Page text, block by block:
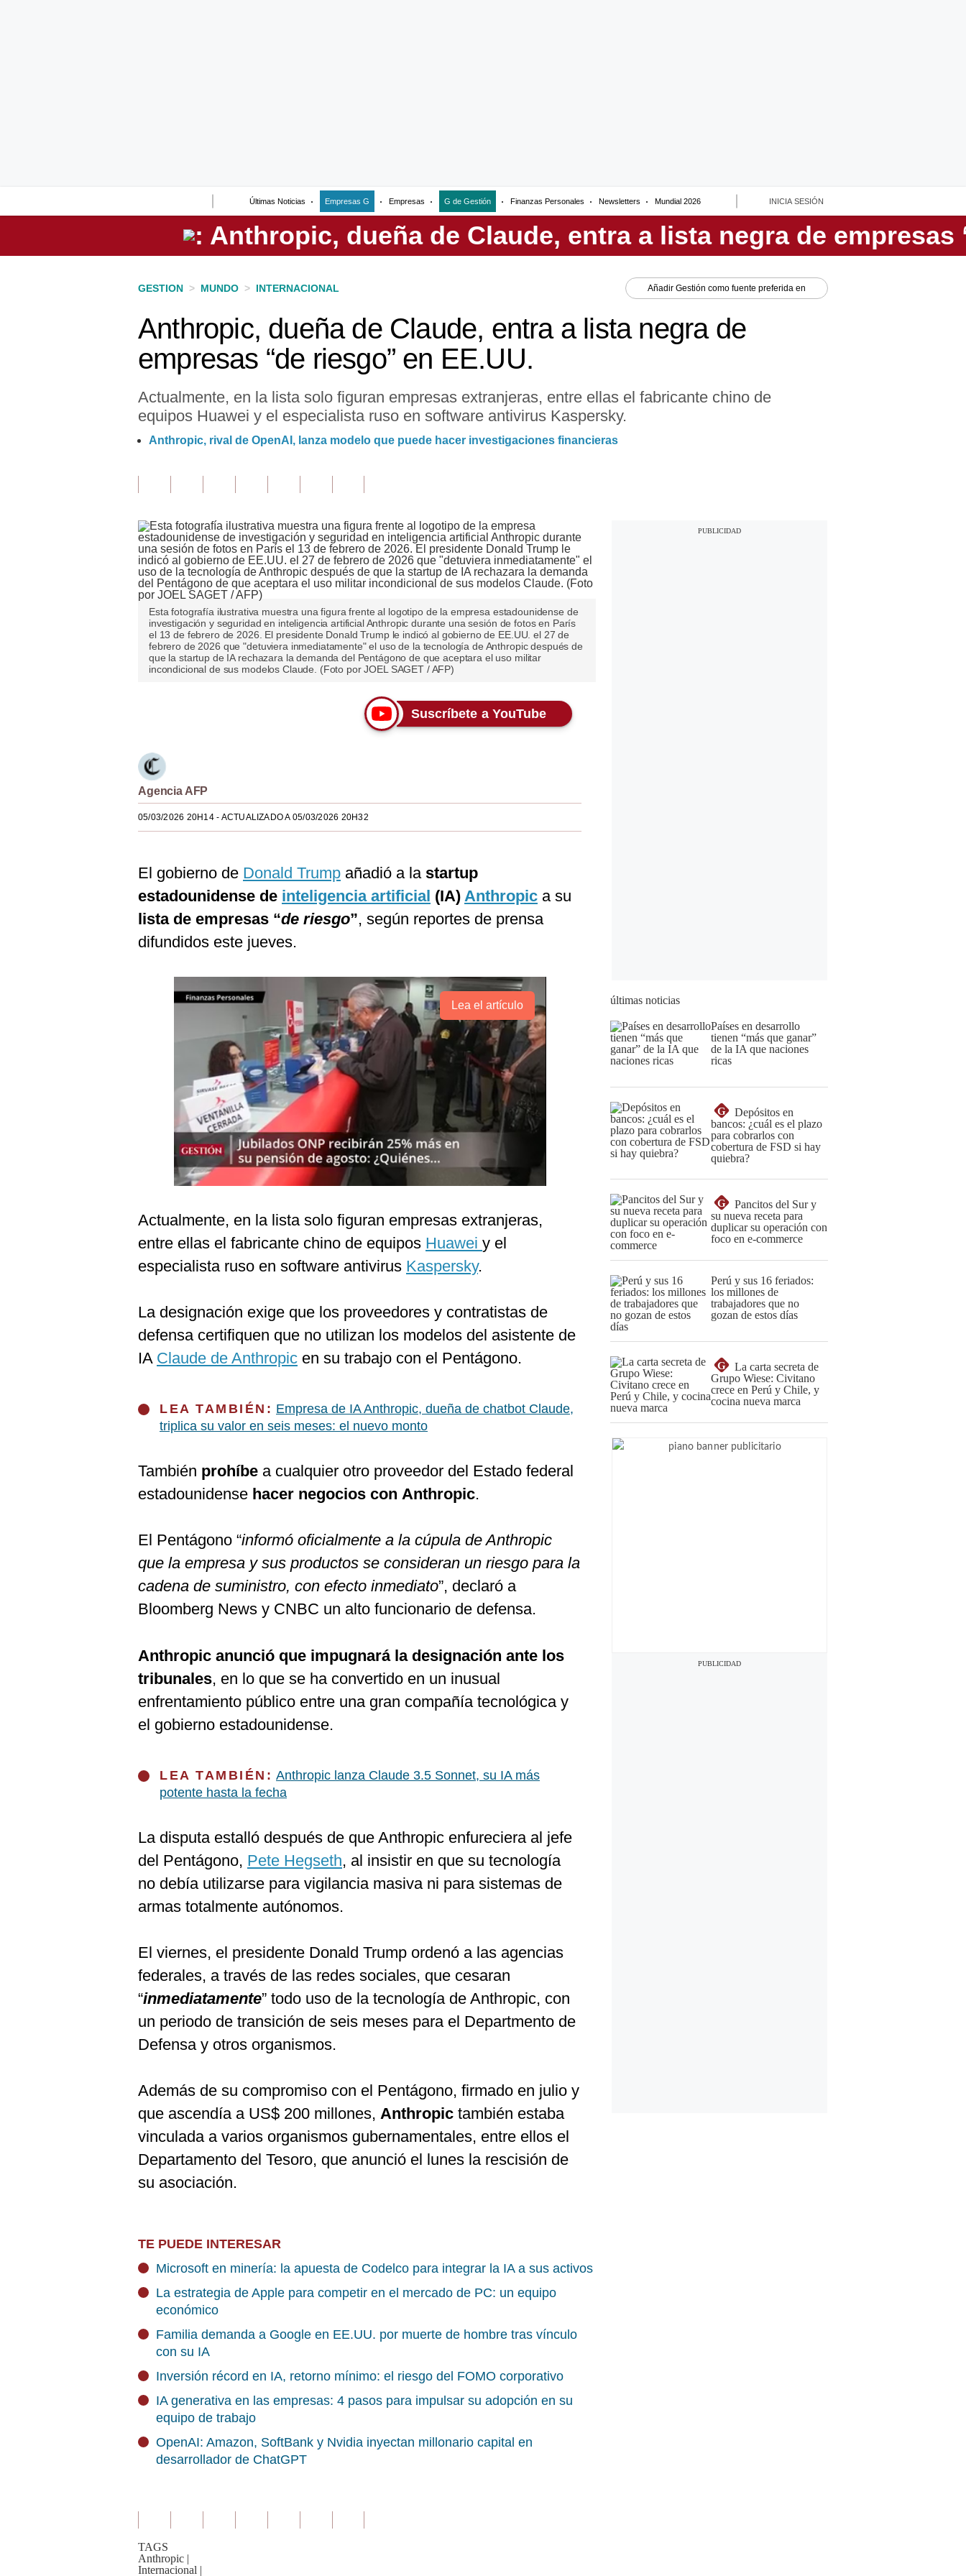
Últimas Noticias Empresas G Empresas G de Gestión Finanzas Personales Newsletters Mundial 2026 INICIA SESIÓN
Perú
GESTION > MUNDO > INTERNACIONAL Añadir Gestión como fuente preferida en
Anthropic, dueña de Claude, entra a lista negra de
empresas “de riesgo” en EE.UU.
Actualmente, en la lista solo figuran empresas extranjeras, entre ellas el fabricante chino de
equipos Huawei y el especialista ruso en software antivirus Kaspersky.
Anthropic, rival de OpenAI, lanza modelo que puede hacer investigaciones financieras
Esta fotografía ilustrativa muestra una figura frente al logotipo de la empresa estadounidense de
investigación y seguridad en inteligencia artificial Anthropic durante una sesión de fotos en París
el 13 de febrero de 2026. El presidente Donald Trump le indicó al gobierno de EE.UU. el 27 de
febrero de 2026 que "detuviera inmediatamente" el uso de la tecnología de Anthropic después de
que la startup de IA rechazara la demanda del Pentágono de que aceptara el uso militar
incondicional de sus modelos Claude. (Foto por JOEL SAGET / AFP)
Suscríbete a YouTube
Agencia AFP
05/03/2026 20H14- ACTUALIZADO A 05/03/2026 20H32
El gobierno de Donald Trump añadió a la startup
estadounidense de inteligencia artificial (IA) Anthropic a su
lista de empresas “de riesgo”, según reportes de prensa
difundidos este jueves.
Lea el artículo
Actualmente, en la lista solo figuran empresas extranjeras,
entre ellas el fabricante chino de equipos Huawei y el
especialista ruso en software antivirus Kaspersky.
La designación exige que los proveedores y contratistas de
defensa certifiquen que no utilizan los modelos del asistente de
IA Claude de Anthropic en su trabajo con el Pentágono.
LEA TAMBIÉN: Empresa de IA Anthropic, dueña de chatbot Claude,
triplica su valor en seis meses: el nuevo monto
También prohíbe a cualquier otro proveedor del Estado federal
estadounidense hacer negocios con Anthropic.
El Pentágono “informó oficialmente a la cúpula de Anthropic
que la empresa y sus productos se consideran un riesgo para la
cadena de suministro, con efecto inmediato”, declaró a
Bloomberg News y CNBC un alto funcionario de defensa.
Anthropic anunció que impugnará la designación ante los
tribunales, en lo que se ha convertido en un inusual
enfrentamiento público entre una gran compañía tecnológica y
el gobierno estadounidense.
LEA TAMBIÉN: Anthropic lanza Claude 3.5 Sonnet, su IA más
potente hasta la fecha
La disputa estalló después de que Anthropic enfureciera al jefe
del Pentágono, Pete Hegseth, al insistir en que su tecnología
no debía utilizarse para vigilancia masiva ni para sistemas de
armas totalmente autónomos.
El viernes, el presidente Donald Trump ordenó a las agencias
federales, a través de las redes sociales, que cesaran
“inmediatamente” todo uso de la tecnología de Anthropic, con
un periodo de transición de seis meses para el Departmento de
Defensa y otros organismos.
Además de su compromiso con el Pentágono, firmado en julio y
que ascendía a US$ 200 millones, Anthropic también estaba
vinculada a varios organismos gubernamentales, entre ellos el
Departamento del Tesoro, que anunció el lunes la rescisión de
su asociación.
TE PUEDE INTERESAR
Microsoft en minería: la apuesta de Codelco para integrar la IA a sus activos
La estrategia de Apple para competir en el mercado de PC: un equipo
económico
Familia demanda a Google en EE.UU. por muerte de hombre tras vínculo
con su IA
Inversión récord en IA, retorno mínimo: el riesgo del FOMO corporativo
IA generativa en las empresas: 4 pasos para impulsar su adopción en su
equipo de trabajo
OpenAI: Amazon, SoftBank y Nvidia inyectan millonario capital en
desarrollador de ChatGPT
TAGS
Anthropic |
Internacional |
últimas noticias
Países en desarrollo
tienen “más que ganar”
de la IA que naciones
ricas
G
Depósitos en
bancos: ¿cuál es el plazo
para cobrarlos con
cobertura de FSD si hay
quiebra?
G
Pancitos del Sur y
su nueva receta para
duplicar su operación con
foco en e-commerce
Perú y sus 16 feriados:
los millones de
trabajadores que no
gozan de estos días
G
La carta secreta de
Grupo Wiese: Civitano
crece en Perú y Chile, y
cocina nueva marca